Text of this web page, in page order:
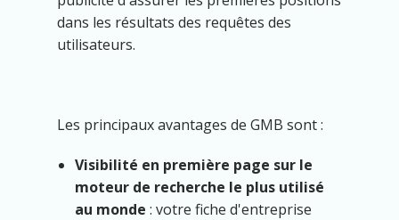
dans les résultats des requêtes des
utilisateurs.
Les principaux avantages de GMB sont :
Visibilité en première page sur le
moteur de recherche le plus utilisé
au monde : votre fiche d'entreprise